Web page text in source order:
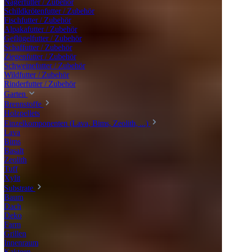
Nagerfutter / Zubehör
Schildkrötenfutter / Zubehör
Fischfutter / Zubehör
Alpakafutter / Zubehör
Geflügelfutter / Zubehör
Schaffutter / Zubehör
Ziegenfutter / Zubehör
Schweinefutter / Zubehör
Wildfutter / Zubehör
Rinderfutter / Zubehör
Garten
Brennstoffe
Holzpellets
Einzelkomponenten (Lava, Bims, Zeolith, ...)
Lava
Bims
Basalt
Zeolith
Tuff
Xylit
Substrate
Baum
Dach
Deko
Farm
Grillen
Innenraum